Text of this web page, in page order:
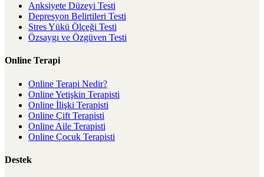
Anksiyete Düzeyi Testi
Depresyon Belirtileri Testi
Stres Yükü Ölçeği Testi
Özsaygı ve Özgüven Testi
Online Terapi
Online Terapi Nedir?
Online Yetişkin Terapisti
Online İlişki Terapisti
Online Çift Terapisti
Online Aile Terapisti
Online Çocuk Terapisti
Destek